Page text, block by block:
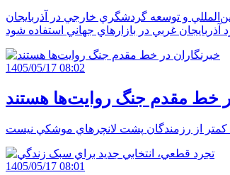
و توسعه گردشگري خارجي در آذربايجان
1405/05/17 08:02
خط مقدم جنگ روايت‌ها هستند
1405/05/17 08:01